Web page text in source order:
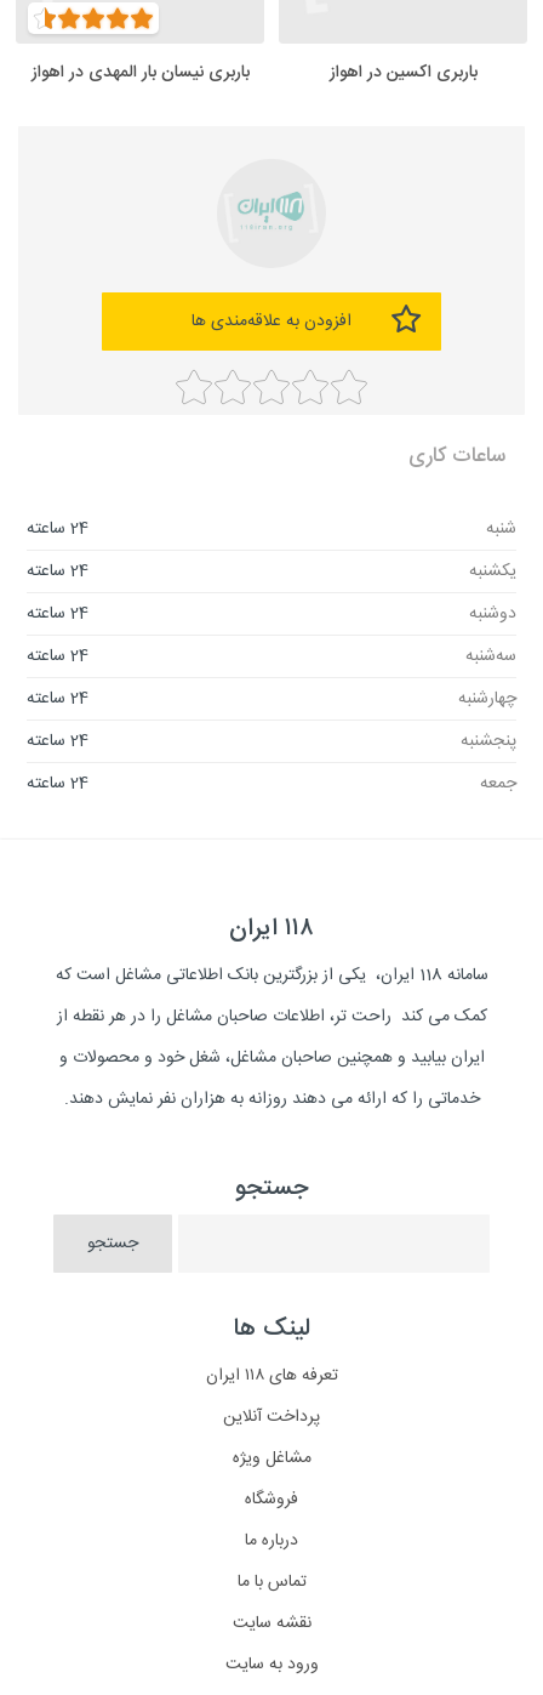
باربری اکسین در اهواز باربری نیسان بار المهدی در اهواز
افزودن به علاقه‌مندی ها
ساعات کاری
شنبه
24 ساعته
یکشنبه
24 ساعته
دوشنبه
24 ساعته
سه‌شنبه
24 ساعته
چهارشنبه
24 ساعته
پنجشنبه
24 ساعته
جمعه
24 ساعته
۱۱۸ ایران
سامانه 118 ایران، یکی از بزرگترین بانک اطلاعاتی مشاغل است که
کمک می کند راحت تر، اطلاعات صاحبان مشاغل را در هر نقطه از
ایران بیابید و همچنین صاحبان مشاغل، شغل خود و محصولات و
خدماتی را که ارائه می دهند روزانه به هزاران نفر نمایش دهند.
جستجو
لینک ها
تعرفه های ۱۱۸ ایران
پرداخت آنلاین
مشاغل ویژه
فروشگاه
درباره ما
تماس با ما
نقشه سایت
ورود به سایت